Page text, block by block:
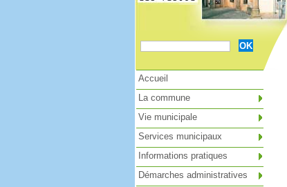
Accueil
La commune
Vie municipale
Services municipaux
Informations pratiques
Démarches administratives